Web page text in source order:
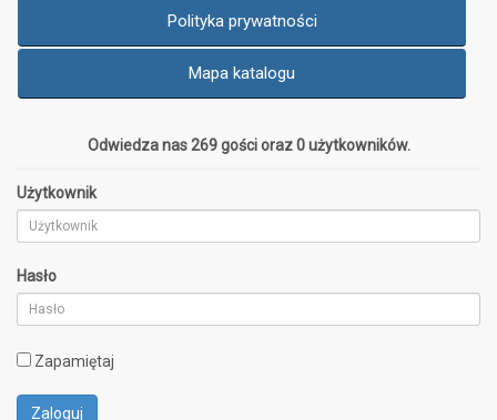
Polityka prywatności
Mapa katalogu
Odwiedza nas 269 gości oraz 0 użytkowników.
Użytkownik
Hasło
Zapamiętaj